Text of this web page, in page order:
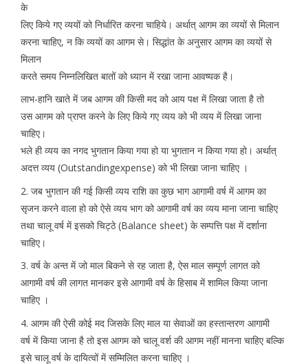
के
लिए किये गए व्ययों को निर्धारित करना चाहिये। अर्थात् आगम का व्ययों से मिलान
करना चाहिए, न कि व्ययों का आगम से। सिद्धांत के अनुसार आगम का व्ययों से
मिलान
करते समय निम्नलिखित बातों को ध्यान में रखा जाना आवष्यक है।
लाभ-हानि खाते में जब आगम की किसी मद को आय पक्ष में लिखा जाता है तो
उस आगम को प्राप्त करने के लिए किये गए व्यय को भी व्यय में लिखा जाना
चाहिए।
भले ही व्यय का नगद भुगतान किया गया हो या भुगतान न किया गया हो। अर्थात्
अदत्त व्यय (Outstandingexpense) को भी लिखा जाना चाहिए ।
2. जब भुगतान की गई किसी व्यय राशि का कुछ भाग आगामी वर्ष में आगम का
सृजन करने वाला हो को ऐसे व्यय भाग को आगामी वर्ष का व्यय माना जाना चाहिए
तथा चालू वर्ष में इसको चिट्ठे (Balance sheet) के सम्पत्ति पक्ष में दर्शाना
चाहिए।
3. वर्ष के अन्त में जो माल बिकने से रह जाता है, ऐस माल सम्पूर्ण लागत को
आगामी वर्ष की लागत मानकर इसे आगामी वर्ष के हिसाब में शामिल किया जाना
चाहिए ।
4. आगम की ऐसी कोई मद जिसके लिए माल या सेवाओं का हस्तान्तरण आगामी
वर्ष में किया जाना है तो इस आगम को चालू वर्श की आगम नहीं मानना चाहिए बल्कि
इसे चालू वर्ष के दायित्वों में सम्मिलित करना चाहिए ।